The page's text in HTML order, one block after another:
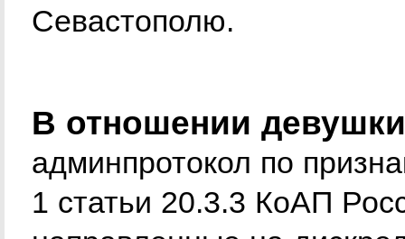
Севастополю.
В отношении
админпротокол по
1 статьи 20.3.3 КоАП